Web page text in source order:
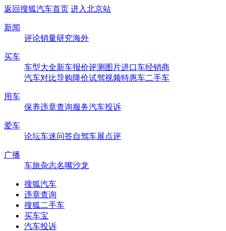
返回搜狐汽车首页 进入北京站
新闻
评论销量研究海外
买车
车型大全新车报价评测 图片进口车经销商
汽车对比导购降价试驾视频特惠车二手车
用车
保养违章查询服务汽车投诉
爱车
论坛车迷问答自驾车展点评
广播
车旅杂志名嘴沙龙
搜狐汽车
违章查询
搜狐二手车
买车宝
汽车投诉